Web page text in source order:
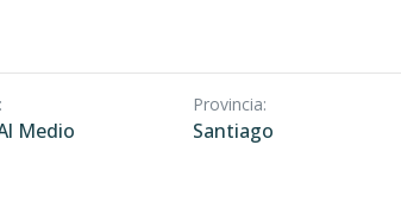
:
Medio
Provincia:
Santiago